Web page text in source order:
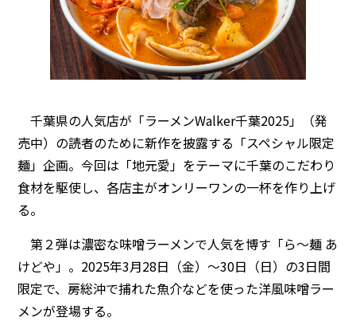
千葉県の人気店が「ラーメンWalker千葉2025」（発
売中）の読者のために新作を披露する「スペシャル限定
麺」企画。今回は「地元愛」をテーマに千葉のこだわり
食材を駆使し、各店主がオンリーワンの一杯を作り上げ
る。
第２弾は濃密な味噌ラーメンで人気を博す「ら～麺 あ
けどや」。2025年3月28日（金）～30日（日）の3日間
限定で、房総沖で捕れた魚介などを使った洋風味噌ラー
メンが登場する。